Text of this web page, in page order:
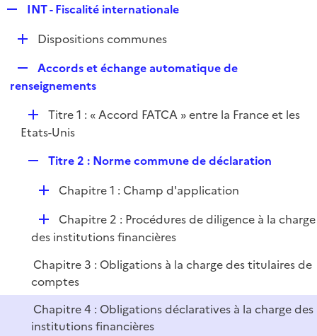
p
e
INT - Fiscalité internationale
D
p
l
i
e
r
Dispositions communes
e
l
i
Accords et échange automatique de
renseignements
D
é
i
e
r
Titre 1 : « Accord FATCA » entre la France et les
Etats-Unis
p
l
i
e
r
Titre 2 : Norme commune de déclaration
D
l
e
r
Chapitre 1 : Champ d'application
D
é
l
i
e
r
Chapitre 2 : Procédures de diligence à la charge
des institutions financières
Chapitre 3 : Obligations à la charge des titulaires de
comptes
Chapitre 4 : Obligations déclaratives à la charge des
institutions financières